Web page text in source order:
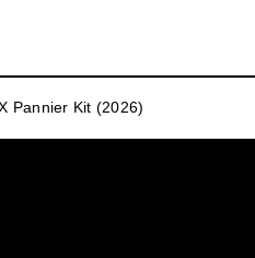
Pannier Kit (2026)